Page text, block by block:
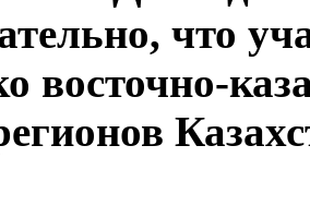
что
восточно-